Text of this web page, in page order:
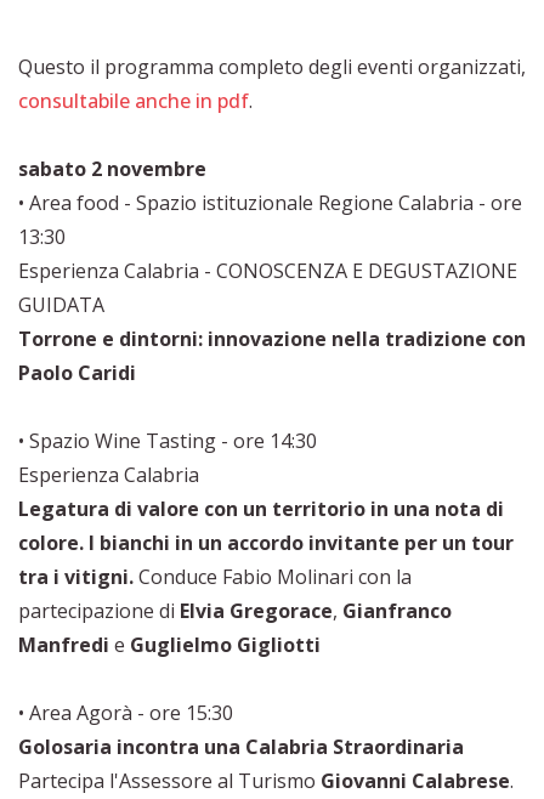
Questo il programma completo degli eventi organizzati,
consultabile anche in pdf.
sabato 2 novembre
• Area food - Spazio istituzionale Regione Calabria - ore
13:30
Esperienza Calabria - CONOSCENZA E DEGUSTAZIONE
GUIDATA
Torrone e dintorni: innovazione nella tradizione con
Paolo Caridi
• Spazio Wine Tasting - ore 14:30
Esperienza Calabria
Legatura di valore con un territorio in una nota di
colore. I bianchi in un accordo invitante per un tour
tra i vitigni.Conduce Fabio Molinari con la
partecipazione di Elvia Gregorace, Gianfranco
Manfredi e Guglielmo Gigliotti
• Area Agorà - ore 15:30
Golosaria incontra una Calabria Straordinaria
Partecipa l'Assessore al Turismo Giovanni Calabrese.